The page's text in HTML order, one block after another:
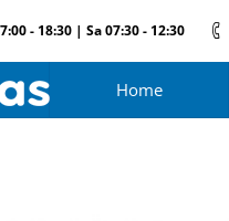
- 18:30 | Sa 07:30 - 12:30
Home